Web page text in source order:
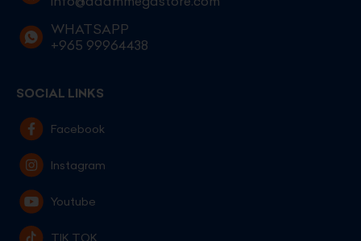
WHATSAPP
+965 99964438
SOCIAL LINKS
Facebook
Instagram
Youtube
TIK TOK